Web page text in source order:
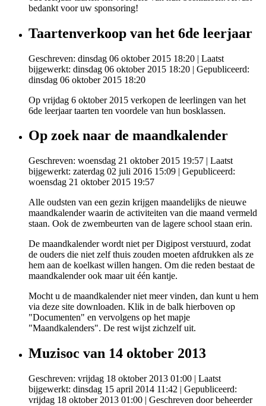
bedankt voor uw sponsoring!
Taartenverkoop van het 6de leerjaar
Geschreven: dinsdag 06 oktober 2015 18:20 | Laatst
bijgewerkt: dinsdag 06 oktober 2015 18:20 | Gepubliceerd:
dinsdag 06 oktober 2015 18:20
Op vrijdag 6 oktober 2015 verkopen de leerlingen van het
6de leerjaar taarten ten voordele van hun bosklassen.
Op zoek naar de maandkalender
Geschreven: woensdag 21 oktober 2015 19:57 | Laatst
bijgewerkt: zaterdag 02 juli 2016 15:09 | Gepubliceerd:
woensdag 21 oktober 2015 19:57
Alle oudsten van een gezin krijgen maandelijks de nieuwe
maandkalender waarin de activiteiten van die maand vermeld
staan. Ook de zwembeurten van de lagere school staan erin.
De maandkalender wordt niet per Digipost verstuurd, zodat
de ouders die niet zelf thuis zouden moeten afdrukken als ze
hem aan de koelkast willen hangen. Om die reden bestaat de
maandkalender ook maar uit één kantje.
Mocht u de maandkalender niet meer vinden, dan kunt u hem
via deze site downloaden. Klik in de balk hierboven op
"Documenten" en vervolgens op het mapje
"Maandkalenders". De rest wijst zichzelf uit.
Muzisoc van 14 oktober 2013
Geschreven: vrijdag 18 oktober 2013 01:00 | Laatst
bijgewerkt: dinsdag 15 april 2014 11:42 | Gepubliceerd:
vrijdag 18 oktober 2013 01:00 | Geschreven door beheerder